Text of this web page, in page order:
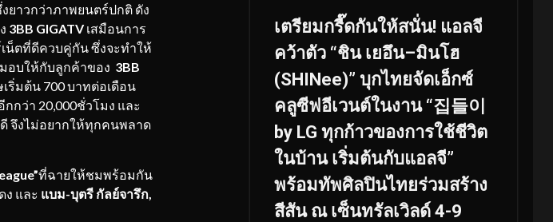
ยาวกว่าภาพยนตร์ปกติ ดัง
3BB GIGATVเสมือนการ
น็ตที่ดีควบคู่กัน ซึ่งจะทำให้
อบให้กับลูกค้าของ 3BB
ริ่มต้น 700 บาทต่อเดือน
กว่า 20,000ชั่วโมง และ
จึงไม่อยากให้ทุกคนพลาด
ที่ฉายให้ชมพร้อมกัน
และ แบม-บุตรี กัลย์จารึก,
เตรียมกรี๊ดกันให้สนั่น! แอลจี
คว้าตัว “ชิน เยอึน–มินโฮ
(SHINee)” บุกไทยจัดเอ็กซ์
คลูซีฟอีเวนต์ในงาน “집들이
by LG ทุกก้าวของการใช้ชีวิต
ในบ้าน เริ่มต้นกับแอลจี”
พร้อมทัพศิลปินไทยร่วมสร้าง
สีสัน ณ เซ็นทรัลเวิลด์ 4-9